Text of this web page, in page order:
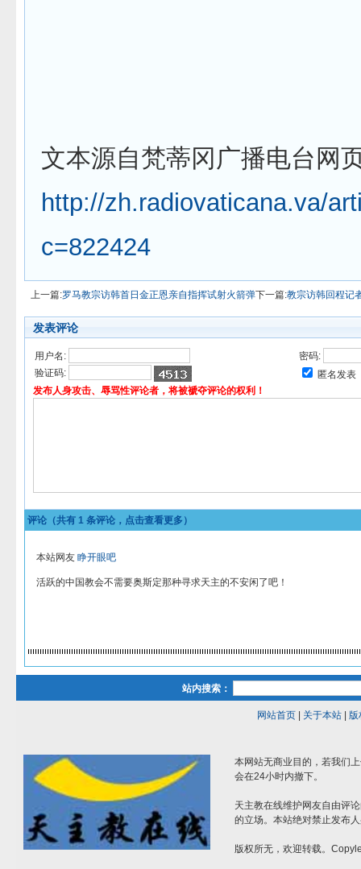
文本源自梵蒂冈广播电台网
http://zh.radiovaticana.va/
c=822424
上一篇:罗马教宗访韩首日金正恩亲自指挥试射火箭弹下一篇:教宗访韩回程记
发表评论
用户名:
密码:
验证码:
匿名发表
发布人身攻击、辱骂性评论者，将被褫夺评论的权利！
评论（共有 1 条评论，点击查看更多）
本站网友 睁开眼吧
活跃的中国教会不需要奥斯定那种寻求天主的不安闲了吧！
站内搜索：
网站首页| 关于本站| 版
本网站无商业目的，若我们
会在24小时内撤下。
天主教在线维护网友自由评
的立场。本站绝对禁止发布
版权所无，欢迎转载。